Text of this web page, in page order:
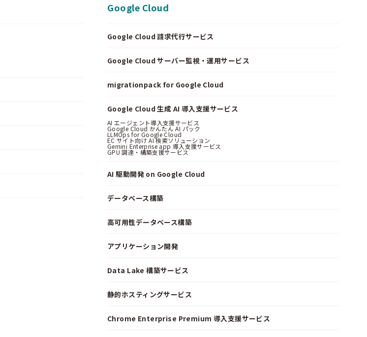
Google Cloud
Google Cloud 請求代行サービス
Google Cloud サーバー監視・運用サービス
migrationpack for Google Cloud
Google Cloud 生成 AI 導入支援サービス
AI エージェント導入支援サービス
Google Cloud かんたん AI パック
LLMOps for Google Cloud
EC サイト向け AI 検索ソリューション
Gemini Enterprise app 導入支援サービス
GPU 調達・構築支援サービス
AI 駆動開発 on Google Cloud
データベース構築
高可用性データベース構築
アプリケーション開発
Data Lake 構築サービス
静的ホスティングサービス
Chrome Enterprise Premium 導入支援サービス